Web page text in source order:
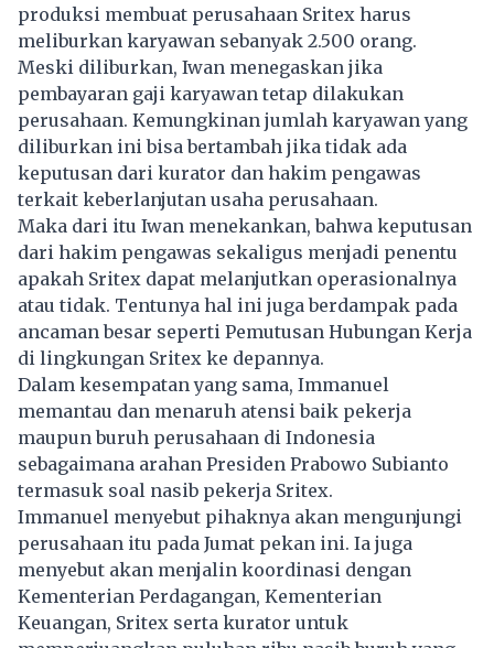
produksi membuat perusahaan Sritex harus
meliburkan karyawan sebanyak 2.500 orang.
Meski diliburkan, Iwan menegaskan jika
pembayaran gaji karyawan tetap dilakukan
perusahaan. Kemungkinan jumlah karyawan yang
diliburkan ini bisa bertambah jika tidak ada
keputusan dari kurator dan hakim pengawas
terkait keberlanjutan usaha perusahaan.
Maka dari itu Iwan menekankan, bahwa keputusan
dari hakim pengawas sekaligus menjadi penentu
apakah Sritex dapat melanjutkan operasionalnya
atau tidak. Tentunya hal ini juga berdampak pada
ancaman besar seperti Pemutusan Hubungan Kerja
di lingkungan Sritex ke depannya.
Dalam kesempatan yang sama, Immanuel
memantau dan menaruh atensi baik pekerja
maupun buruh perusahaan di Indonesia
sebagaimana arahan Presiden Prabowo Subianto
termasuk soal nasib pekerja Sritex.
Immanuel menyebut pihaknya akan mengunjungi
perusahaan itu pada Jumat pekan ini. Ia juga
menyebut akan menjalin koordinasi dengan
Kementerian Perdagangan, Kementerian
Keuangan, Sritex serta kurator untuk